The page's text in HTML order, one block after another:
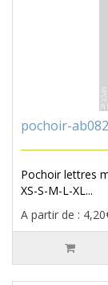
pochoir-ab082
Pochoir lettres
XS-S-M-L-XL...
A partir de :